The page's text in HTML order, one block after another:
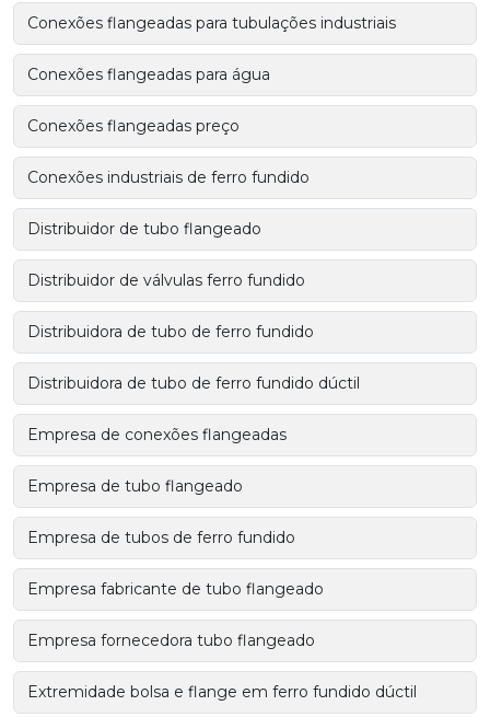
Conexões flangeadas para tubulações industriais
Conexões flangeadas para água
Conexões flangeadas preço
Conexões industriais de ferro fundido
Distribuidor de tubo flangeado
Distribuidor de válvulas ferro fundido
Distribuidora de tubo de ferro fundido
Distribuidora de tubo de ferro fundido dúctil
Empresa de conexões flangeadas
Empresa de tubo flangeado
Empresa de tubos de ferro fundido
Empresa fabricante de tubo flangeado
Empresa fornecedora tubo flangeado
Extremidade bolsa e flange em ferro fundido dúctil